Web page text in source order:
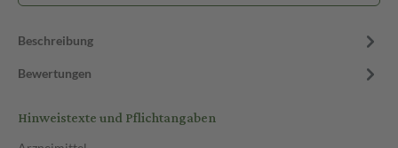
Beschreibung
Bewertungen
Hinweistexte und Pflichtangaben